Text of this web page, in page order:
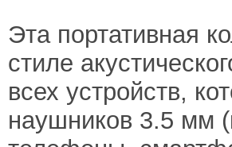
Эта портативная
стиле
всех устройств,
наушников 3.5 мм